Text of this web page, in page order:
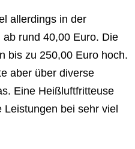
allerdings in der
rund 40,00 Euro. Die
bis zu 250,00 Euro hoch.
aber über diverse
Eine Heißluftfritteuse
bei sehr viel